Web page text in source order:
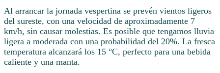
Al arrancar la jornada vespertina se prevén vientos ligeros
del sureste, con una velocidad de aproximadamente 7
km/h, sin causar molestias. Es posible que tengamos lluvia
ligera a moderada con una probabilidad del 20%. La fresca
temperatura alcanzará los 15 °C, perfecto para una bebida
caliente y una manta.